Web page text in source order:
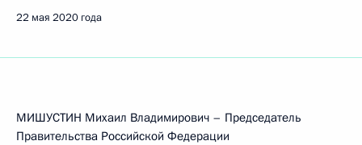
22 мая 2020 года
МИШУСТИН Михаил Владимирович – Председатель
Правительства Российской Федерации